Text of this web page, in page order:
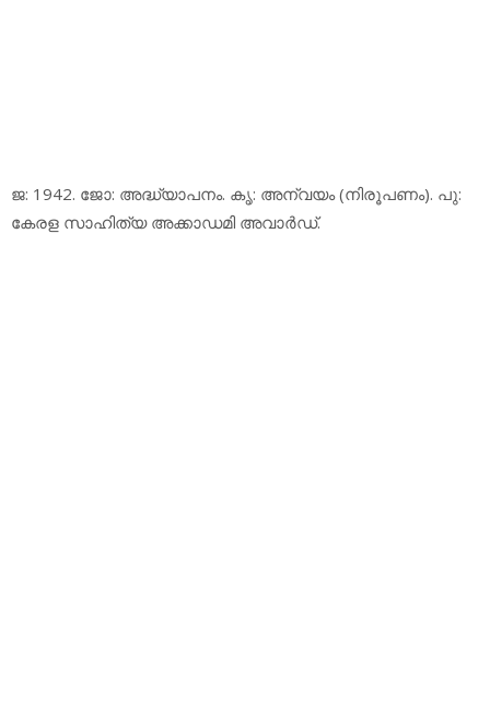
ജ: 1942. ജോ: അദ്ധ്യാപനം. കൃ: അന്വയം (നിരൂപണം). പു:
കേരള സാഹിത്യ അക്കാഡമി അവാര്‍ഡ്.